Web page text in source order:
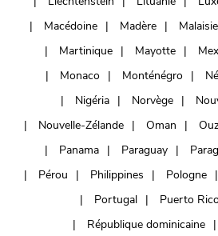
Macédoine
Madère Malaisie
Martinique
Mayotte
Monaco
Monténégro
Nigéria
Norvège
Nouvelle-Zélande
Oman
Panama
Paraguay
Pérou
Philippines Pologne
Portugal
Puerto
République dominicaine